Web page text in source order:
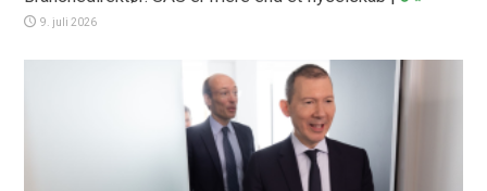
9. juli 2026